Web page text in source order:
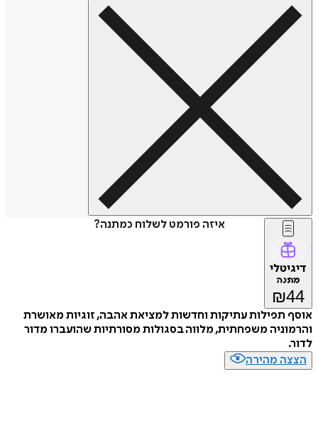
איזה פורמט לשלוח כמתנה?
דיגיטלי
מתנה
₪44
אוסף תפילות עתיקות וחדשות למציאת אהבה, זוגיות מאושרת
והרמוניה משפחתית, מלווה בסגולות מסורתיות שהועברו מדור
לדור.
הצצה מהירה